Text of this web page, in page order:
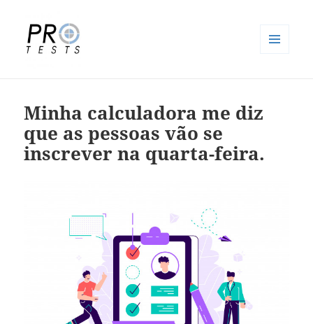
Minha calculadora me diz
que as pessoas vão se
inscrever na quarta-feira.